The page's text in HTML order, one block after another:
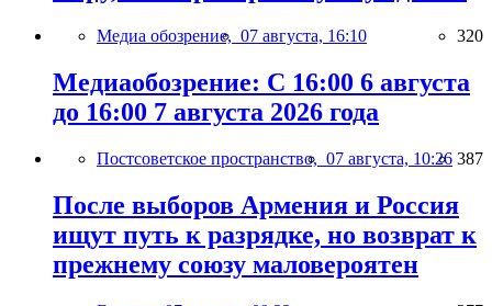
Медиа обозрение, 07 августа, 16:10 320
Медиаобозрение: С 16:00 6 августа
до 16:00 7 августа 2026 года
Постсоветское пространство, 07 августа, 10:26 387
После выборов Армения и Россия
ищут путь к разрядке, но возврат к
прежнему союзу маловероятен